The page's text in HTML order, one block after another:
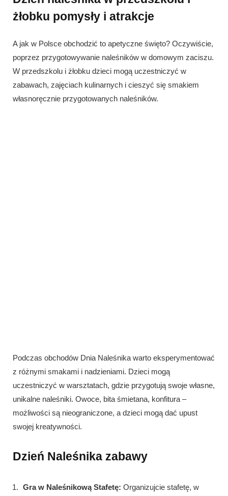
żłobku pomysły i atrakcje
A jak w Polsce obchodzić to apetyczne święto? Oczywiście,
poprzez przygotowywanie naleśników w domowym zaciszu.
W przedszkolu i żłobku dzieci mogą uczestniczyć w
zabawach, zajęciach kulinarnych i cieszyć się smakiem
własnoręcznie przygotowanych naleśników.
Podczas obchodów Dnia Naleśnika warto eksperymentować
z różnymi smakami i nadzieniami. Dzieci mogą
uczestniczyć w warsztatach, gdzie przygotują swoje własne,
unikalne naleśniki. Owoce, bita śmietana, konfitura –
możliwości są nieograniczone, a dzieci mogą dać upust
swojej kreatywności.
Dzień Naleśnika zabawy
Gra w Naleśnikową Stafetę: Organizujcie stafetę, w